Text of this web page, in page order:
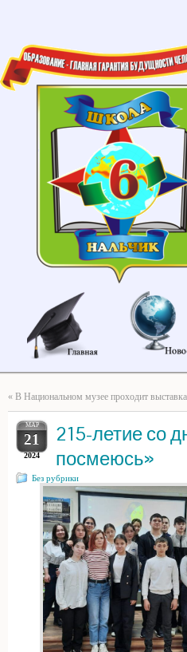
Главная
« В Национальном музее проходит
МАР
21
2024
215-летие со
посмеюсь»
Без рубрики